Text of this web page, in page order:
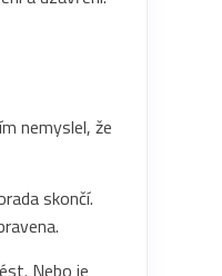
nemyslel, že
skončí.
Nebo je